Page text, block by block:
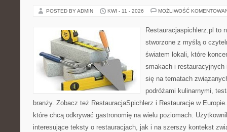
POSTED BY ADMIN KWI - 11 - 2026 MOŻLIWOŚĆ
Restauracjaspichlerz.pl to
stworzone z myślą o
światem lokali, które
smakach i
się na tematach
podróżami kulinarnymi,
branży. Zobacz też RestauracjaSpichlerz i Restauracje w
które chcą odkrywać gastronomię na wielu poziomach.
interesujące teksty o restauracjach, jak i na szerszy kontekst